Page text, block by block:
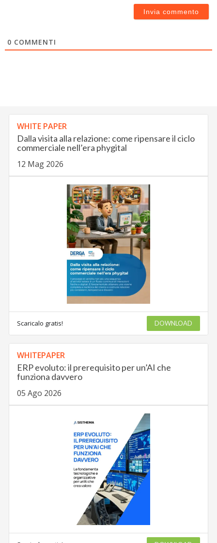
0 COMMENTI
WHITE PAPER
Dalla visita alla relazione: come ripensare il ciclo
commerciale nell’era phygital
12 Mag 2026
Scaricalo gratis! DOWNLOAD
WHITEPAPER
ERP evoluto: il prerequisito per un’AI che
funziona davvero
05 Ago 2026